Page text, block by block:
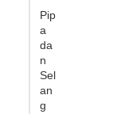
Pip
a
da
n
Sel
an
g